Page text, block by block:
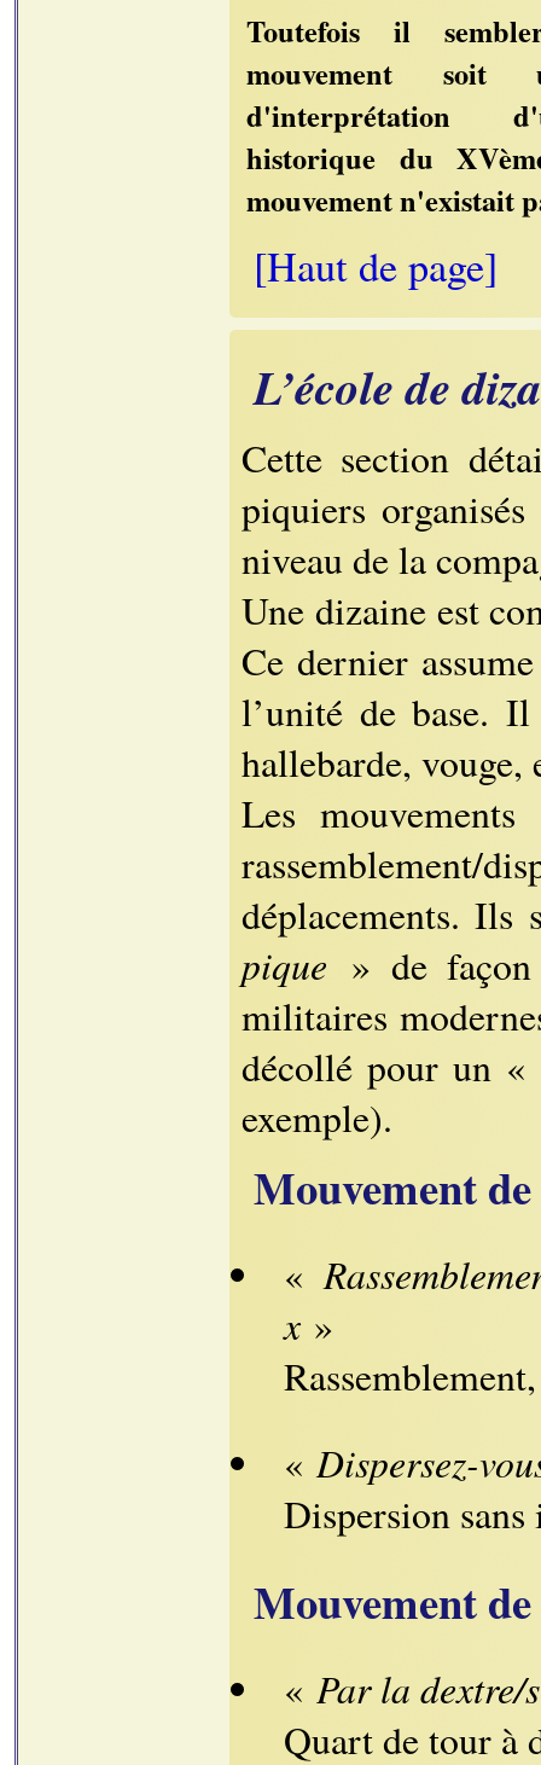
Toutefois il
mouvement soit
d'interprétation
historique du
mouvement n'existait
[Haut de page]
L’école de
Cette section
piquiers
niveau de la
Une dizaine est
Ce dernier
l’unité de base.
hallebarde, vouge,
Les
déplacements. Ils
pique » de
militaires
décollé pour un
exemple).
Mouvement
«
x »
«Dispersez-
Dispersion sans
Mouvement
« Par la dextre/
Quart de tour à